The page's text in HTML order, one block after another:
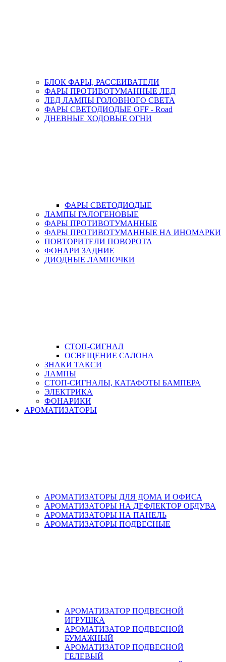
БЛОК ФАРЫ, РАССЕИВАТЕЛИ
ФАРЫ ПРОТИВОТУМАННЫЕ ЛЕД
ЛЕД ЛАМПЫ ГОЛОВНОГО СВЕТА
ФАРЫ СВЕТОДИОДЫЕ OFF - Road
ДНЕВНЫЕ ХОДОВЫЕ ОГНИ
ФАРЫ СВЕТОДИОДЫЕ
ЛАМПЫ ГАЛОГЕНОВЫЕ
ФАРЫ ПРОТИВОТУМАННЫЕ
ФАРЫ ПРОТИВОТУМАННЫЕ НА ИНОМАРКИ
ПОВТОРИТЕЛИ ПОВОРОТА
ФОНАРИ ЗАДНИЕ
ДИОДНЫЕ ЛАМПОЧКИ
СТОП-СИГНАЛ
ОСВЕЩЕНИЕ САЛОНА
ЗНАКИ ТАКСИ
ЛАМПЫ
СТОП-СИГНАЛЫ, КАТАФОТЫ БАМПЕРА
ЭЛЕКТРИКА
ФОНАРИКИ
АРОМАТИЗАТОРЫ
АРОМАТИЗАТОРЫ ДЛЯ ДОМА И ОФИСА
АРОМАТИЗАТОРЫ НА ДЕФЛЕКТОР ОБДУВА
АРОМАТИЗАТОРЫ НА ПАНЕЛЬ
АРОМАТИЗАТОРЫ ПОДВЕСНЫЕ
АРОМАТИЗАТОР ПОДВЕСНОЙ
ИГРУШКА
АРОМАТИЗАТОР ПОДВЕСНОЙ
БУМАЖНЫЙ
АРОМАТИЗАТОР ПОДВЕСНОЙ
ГЕЛЕВЫЙ